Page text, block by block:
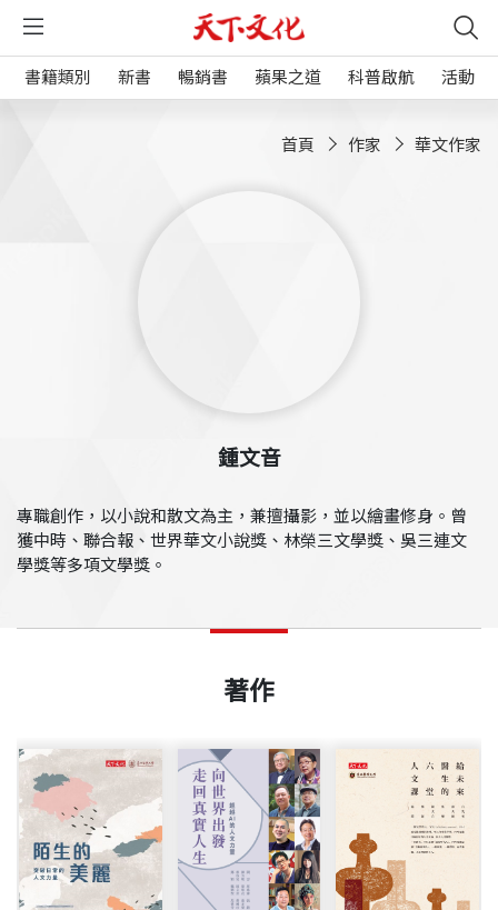
書籍類別 新書 暢銷書 蘋果之道 科普啟航 活動
首頁 作家 華文作家
鍾文音
專職創作，以小說和散文為主，兼擅攝影，並以繪畫修身。曾
獲中時、聯合報、世界華文小說獎、林榮三文學獎、吳三連文
學獎等多項文學獎。
著作